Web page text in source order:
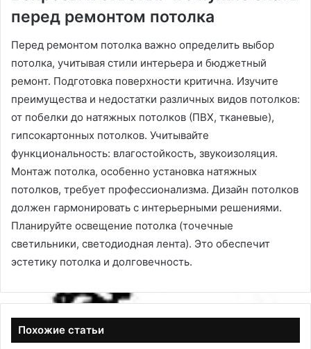
перед ремонтом потолка
Перед ремонтом потолка важно определить выбор
потолка, учитывая стили интерьера и бюджетный
ремонт. Подготовка поверхности критична. Изучите
преимущества и недостатки различных видов потолков:
от побелки до натяжных потолков (ПВХ, тканевые),
гипсокартонных потолков. Учитывайте
функциональность: влагостойкость, звукоизоляция.
Монтаж потолка, особенно установка натяжных
потолков, требует профессионализма. Дизайн потолков
должен гармонировать с интерьерными решениями.
Планируйте освещение потолка (точечные
светильники, светодиодная лента). Это обеспечит
эстетику потолка и долговечность.
Похожие статьи